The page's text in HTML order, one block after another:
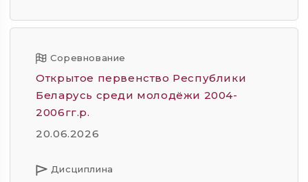
Соревнование
Открытое первенство Республики
Беларусь среди молодёжи 2004-
2006гг.р.
20.06.2026
Дисциплина